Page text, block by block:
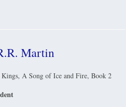
Martin
A Song of Ice and Fire, Book 2